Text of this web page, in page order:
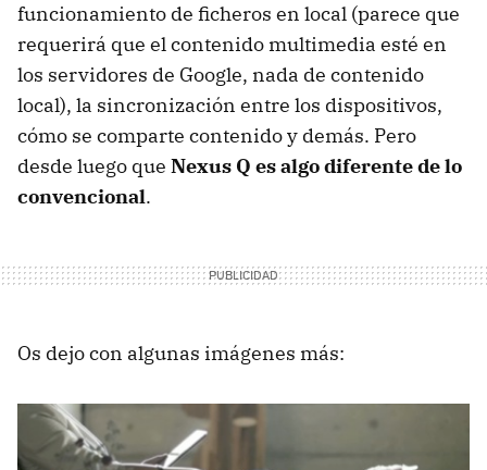
funcionamiento de ficheros en local (parece que
requerirá que el contenido multimedia esté en
los servidores de Google, nada de contenido
local), la sincronización entre los dispositivos,
cómo se comparte contenido y demás. Pero
desde luego que Nexus Q es algo diferente de lo
convencional.
Os dejo con algunas imágenes más: